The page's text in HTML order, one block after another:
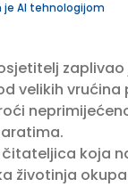
je AI tehnologijom
zaplivao
velikih
koja
životinja